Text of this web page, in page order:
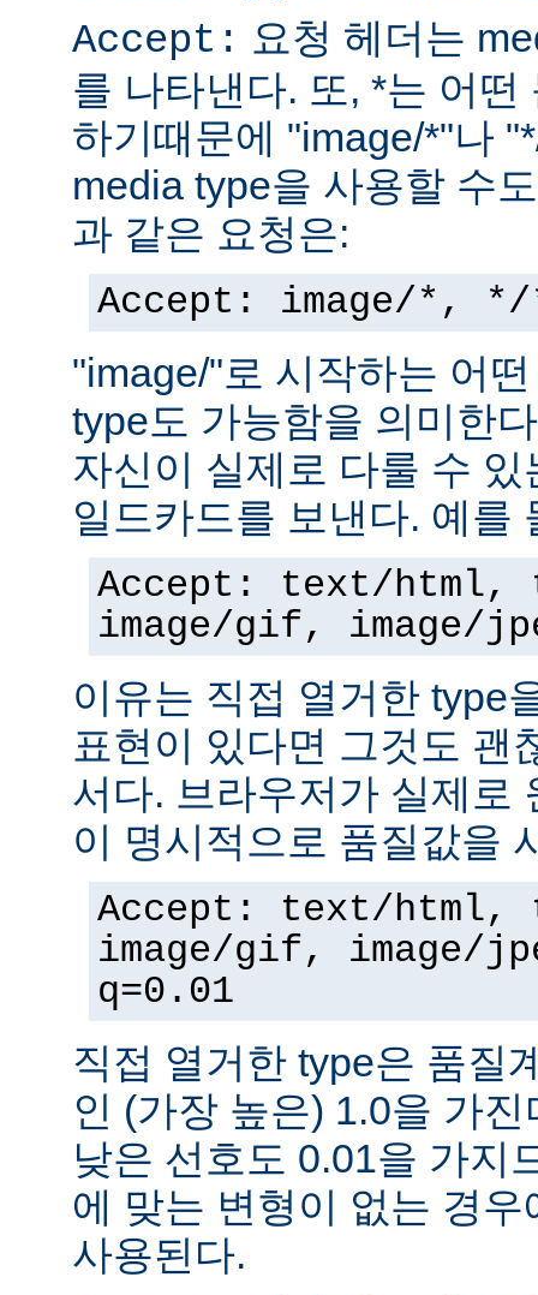
Accept: 요청 헤더는
를 나타낸다. 또, *는 어
하기때문에 "image/*"나
media type을 사용할 수
과 같은 요청은:
Accept: image/*,
"image/"로 시작하는 어
type도 가능함을 의미한
자신이 실제로 다룰 수
일드카드를 보낸다. 예를
Accept: text/
image/gif, image/
이유는 직접 열거한 type
표현이 있다면 그것도 괜
서다. 브라우저가 실제로
이 명시적으로 품질값을
Accept: text/
image/gif, image/
q=0.01
직접 열거한 type은 품질
인 (가장 높은) 1.0을 가
낮은 선호도 0.01을 가지
에 맞는 변형이 없는 경
사용된다.